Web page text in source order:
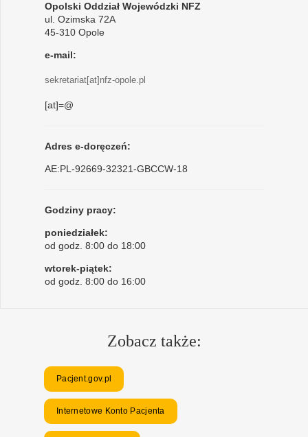
Opolski Oddział Wojewódzki NFZ
ul. Ozimska 72A
45-310 Opole
e-mail:
sekretariat[at]nfz-opole.pl
[at]=@
Adres e-doręczeń:
AE:PL-92669-32321-GBCCW-18
Godziny pracy:
poniedziałek:
od godz. 8:00 do 18:00
wtorek-piątek:
od godz. 8:00 do 16:00
Zobacz także:
Pacjent.gov.pl
Internetowe Konto Pacjenta